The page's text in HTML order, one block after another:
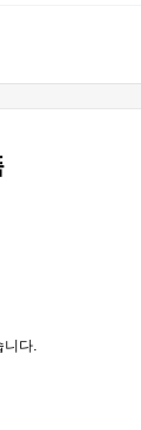
니다.